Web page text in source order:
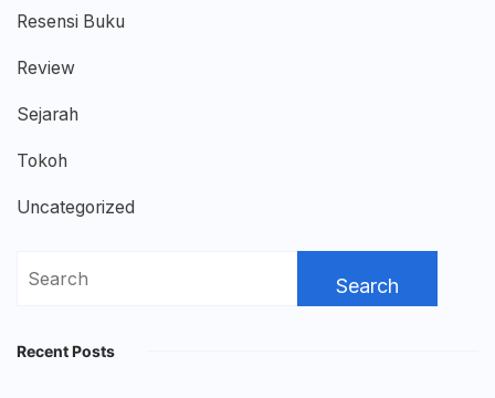
Resensi Buku
Review
Sejarah
Tokoh
Uncategorized
Search
Recent Posts